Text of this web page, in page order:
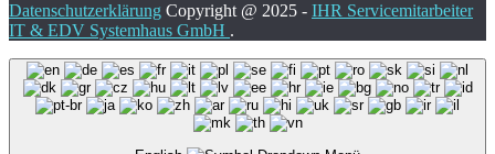
Datenschutzerklärung Copyright @ 2025 - IHR Servicemitarbeiter
IT & EDV Systemhaus GmbH .